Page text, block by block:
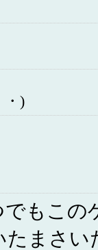
・)
もこの
たまさい